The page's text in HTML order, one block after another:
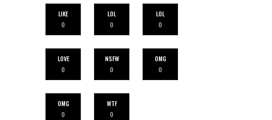
LIKE
0
LOL
0
LOL
0
LOVE
0
NSFW
0
OMG
0
OMG
0
WTF
0